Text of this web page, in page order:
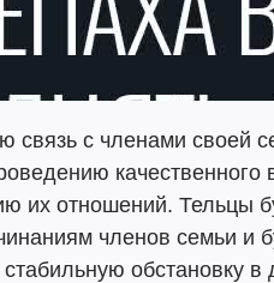
связь с членами своей
их отношений. Тельцы
членов семьи и
обстановку в